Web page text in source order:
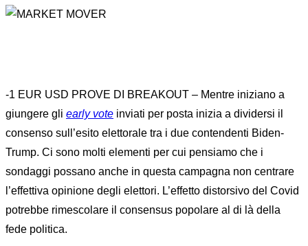
-1 EUR USD PROVE DI BREAKOUT – Mentre iniziano a
giungere gli early vote inviati per posta inizia a dividersi il
consenso sull’esito elettorale tra i due contendenti Biden-
Trump. Ci sono molti elementi per cui pensiamo che i
sondaggi possano anche in questa campagna non centrare
l’effettiva opinione degli elettori. L’effetto distorsivo del Covid
potrebbe rimescolare il consensus popolare al di là della
fede politica.